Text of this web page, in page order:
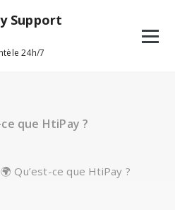
24h/7
que HtiPay ?
🌍 Qu’est-ce que HtiPay ?